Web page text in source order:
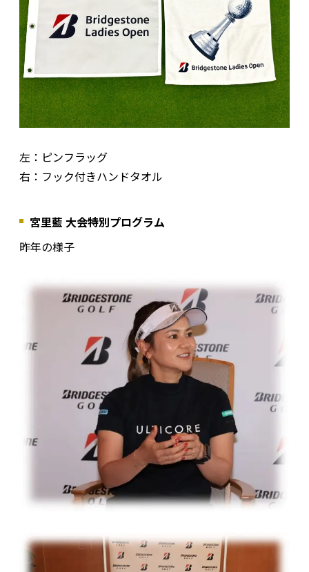
左：ピンフラッグ
右：フック付きハンドタオル
宮里藍 大会特別プログラム
昨年の様子